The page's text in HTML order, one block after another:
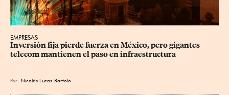
EMPRESAS
Inversión fija pierde fuerza en México, pero gigantes
telecom mantienen el paso en infraestructura
Por Nicolás Lucas-Bartolo